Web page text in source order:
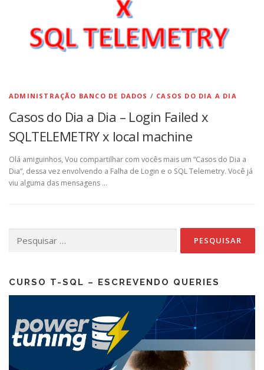
ADMINISTRAÇÃO BANCO DE DADOS / CASOS DO DIA A DIA
Casos do Dia a Dia – Login Failed x
SQLTELEMETRY x local machine
Olá amiguinhos, Vou compartilhar com vocês mais um “Casos do Dia a
Dia”, dessa vez envolvendo a Falha de Login e o SQL Telemetry. Você já
viu alguma das mensagens …
por:
CURSO T-SQL – ESCREVENDO QUERIES